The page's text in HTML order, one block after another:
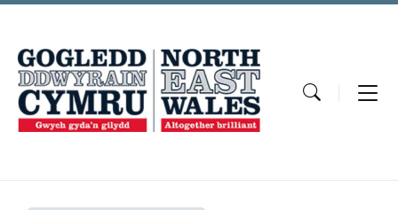
Skip
Skip
navigation
Skip